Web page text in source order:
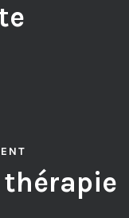
thérapie